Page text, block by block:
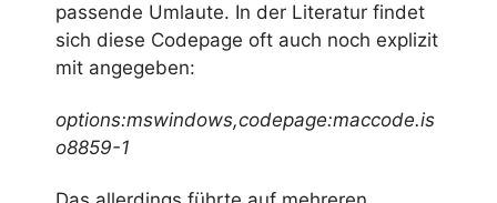
passende Umlaute. In der Literatur findet
sich diese Codepage oft auch noch explizit
mit angegeben:
options:mswindows,codepage:maccode.is
o8859-1